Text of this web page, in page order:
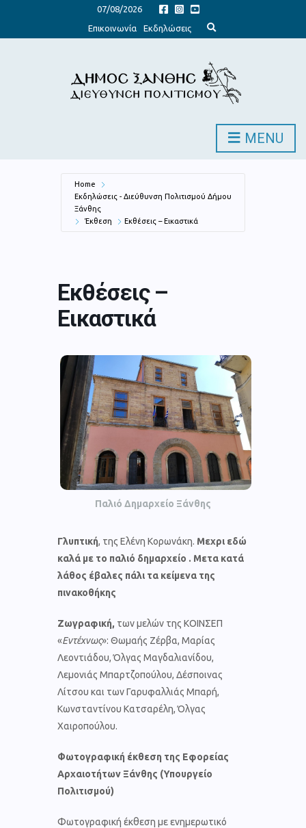
07/08/2026
Επικοινωνία
Εκδηλώσεις
x
d
s
e
c
o
MENU
Home
Εκδηλώσεις - Διεύθυνση Πολιτισμού Δήμου
Ξάνθης
Έκθεση
Εκθέσεις – Εικαστικά
Εκθέσεις –
Εικαστικά
Παλιό Δημαρχείο Ξάνθης
Γλυπτική, της Ελένη Κορωνάκη. Μεχρι εδώ
καλά με το παλιό δημαρχείο . Μετα κατά
λάθος έβαλες πάλι τα κείμενα της
πινακοθήκης
Ζωγραφική, των μελών της ΚΟΙΝΣΕΠ
«Εντέχνως»: Θωμαής Ζέρβα, Μαρίας
Λεοντιάδου, Όλγας Μαγδαλιανίδου,
Λεμονιάς Μπαρτζοπούλου, Δέσποινας
Λίτσου και των Γαρυφαλλιάς Μπαρή,
Κωνσταντίνου Κατσαρέλη, Όλγας
Χαιροπούλου.
Φωτογραφική έκθεση της Εφορείας
Αρχαιοτήτων Ξάνθης (Υπουργείο
Πολιτισμού)
Φωτογραφική έκθεση με ενημερωτικό